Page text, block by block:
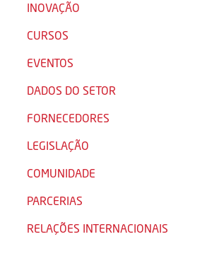
INOVAÇÃO
CURSOS
EVENTOS
DADOS DO SETOR
FORNECEDORES
LEGISLAÇÃO
COMUNIDADE
PARCERIAS
RELAÇÕES INTERNACIONAIS